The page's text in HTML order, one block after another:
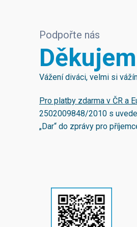
Podpořte nás
Vážení diváci, velmi si
Pro platby zdarma v ČR a
2502009848/2010 s
„Dar“ do zprávy pro